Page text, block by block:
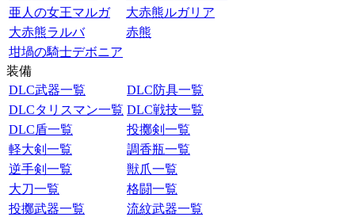
亜人の女王マルガ
大赤熊ルガリア
大赤熊ラルバ
赤熊
坩堝の騎士デボニア
装備
DLC武器一覧
DLC防具一覧
DLCタリスマン一覧 DLC戦技一覧
DLC盾一覧
投擲剣一覧
軽大剣一覧
調香瓶一覧
逆手剣一覧
獣爪一覧
大刀一覧
格闘一覧
投擲武器一覧
流紋武器一覧